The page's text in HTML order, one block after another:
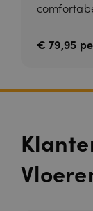
€ 79,95